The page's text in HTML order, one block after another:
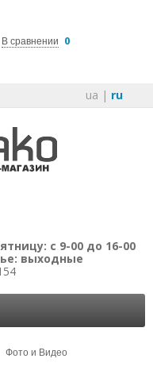
В сравнении 0
ua | ru
с 9-00 до 16-00
выходные
Фото и Видео